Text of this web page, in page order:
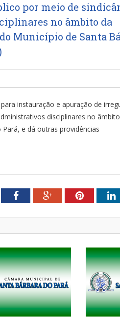
por meio de
no âmbito da
Município de Santa
instauração e apuração de
disciplinares no
e dá outras providências
FacebookGoogle+Pinterest